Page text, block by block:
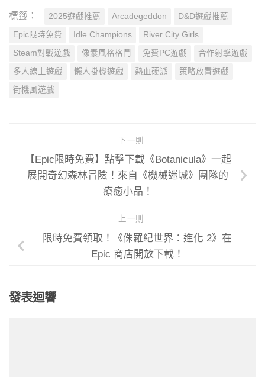
標籤： 2025遊戲推薦 Arcadegeddon D&D遊戲推薦
Epic限時免費 Idle Champions River City Girls
Steam對戰遊戲 像素風格格鬥 免費PC遊戲 合作射擊遊戲
多人線上遊戲 懶人掛機遊戲 熱血硬派 策略放置遊戲
街機風遊戲
下一則
【Epic限時免費】點擊下載《Botanicula》一起
展開奇幻森林冒險！來自《機械迷城》團隊的
療癒小品！
上一則
限時免費領取！《侏羅紀世界：進化 2》在
Epic 商店開放下載！
發表迴響